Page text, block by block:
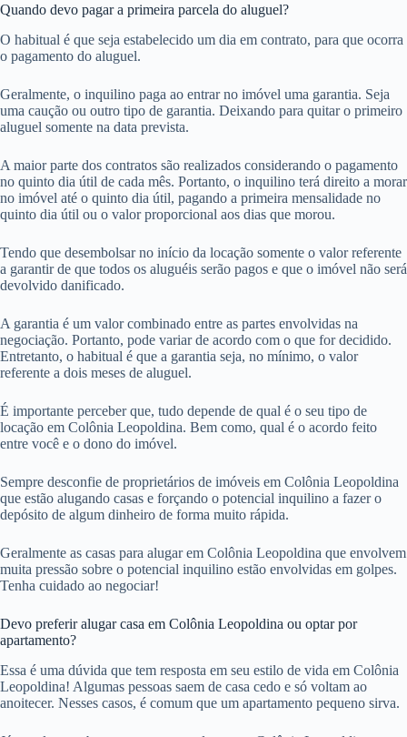
Quando devo pagar a primeira parcela do aluguel?
O habitual é que seja estabelecido um dia em contrato, para que ocorra
o pagamento do aluguel.
Geralmente, o inquilino paga ao entrar no imóvel uma garantia. Seja
uma caução ou outro tipo de garantia. Deixando para quitar o primeiro
aluguel somente na data prevista.
A maior parte dos contratos são realizados considerando o pagamento
no quinto dia útil de cada mês. Portanto, o inquilino terá direito a morar
no imóvel até o quinto dia útil, pagando a primeira mensalidade no
quinto dia útil ou o valor proporcional aos dias que morou.
Tendo que desembolsar no início da locação somente o valor referente
a garantir de que todos os aluguéis serão pagos e que o imóvel não será
devolvido danificado.
A garantia é um valor combinado entre as partes envolvidas na
negociação. Portanto, pode variar de acordo com o que for decidido.
Entretanto, o habitual é que a garantia seja, no mínimo, o valor
referente a dois meses de aluguel.
É importante perceber que, tudo depende de qual é o seu tipo de
locação em Colônia Leopoldina. Bem como, qual é o acordo feito
entre você e o dono do imóvel.
Sempre desconfie de proprietários de imóveis em Colônia Leopoldina
que estão alugando casas e forçando o potencial inquilino a fazer o
depósito de algum dinheiro de forma muito rápida.
Geralmente as casas para alugar em Colônia Leopoldina que envolvem
muita pressão sobre o potencial inquilino estão envolvidas em golpes.
Tenha cuidado ao negociar!
Devo preferir alugar casa em Colônia Leopoldina ou optar por
apartamento?
Essa é uma dúvida que tem resposta em seu estilo de vida em Colônia
Leopoldina! Algumas pessoas saem de casa cedo e só voltam ao
anoitecer. Nesses casos, é comum que um apartamento pequeno sirva.